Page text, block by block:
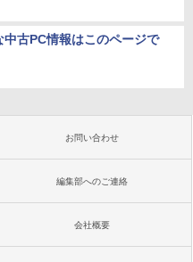
古PC情報はこのページで
お問い合わせ
編集部へのご連絡
会社概要